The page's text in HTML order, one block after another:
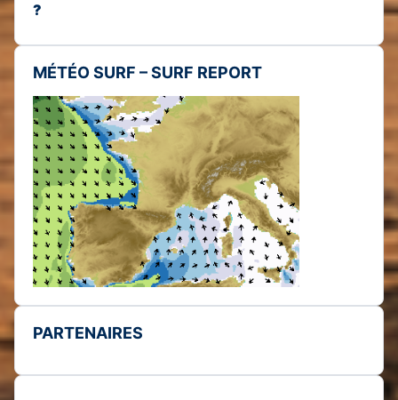
?
MÉTÉO SURF – SURF REPORT
PARTENAIRES